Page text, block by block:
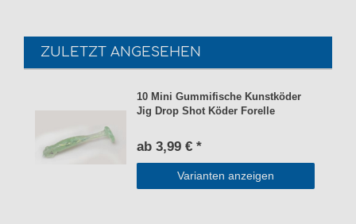
ZULETZT ANGESEHEN
10 Mini Gummifische Kunstköder
Jig Drop Shot Köder Forelle
ab 3,99 € *
Varianten anzeigen